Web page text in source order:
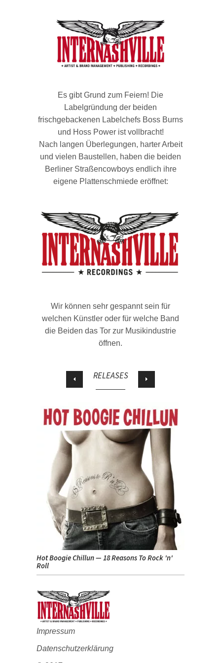
Es gibt Grund zum Feiern! Die
Labelgründung der beiden
frischgebackenen Labelchefs Boss Burns
und Hoss Power ist vollbracht!
Nach langen Überlegungen, harter Arbeit
und vielen Baustellen, haben die beiden
Berliner Straßencowboys endlich ihre
eigene Plattenschmiede eröffnet:
Wir können sehr gespannt sein für
welchen Künstler oder für welche Band
die Beiden das Tor zur Musikindustrie
öffnen.
RELEASES
Hot Boogie Chillun — 18 Reasons To Rock 'n'
Roll
Impressum
Datenschutzerklärung